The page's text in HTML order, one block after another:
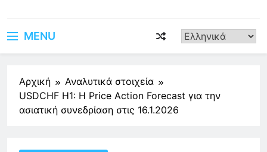
MENU
Αρχική
Αναλυτικά στοιχεία
USDCHF H1: Η Price Action Forecast για την
ασιατική συνεδρίαση στις 16.1.2026